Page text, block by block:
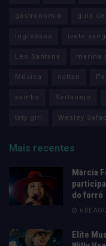
gastronomia guia
ingressos ivete
Léo Santana marina
Música nattan
samba Sertanejo
taty girl Wesley
Mais recentes
Márcia
do forró
6 DE
Elite